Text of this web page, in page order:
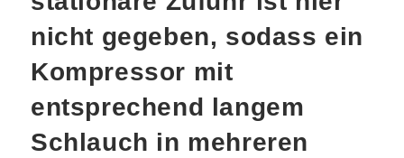
nicht gegeben, sodass ein
Kompressor mit
entsprechend langem
Schlauch in mehreren